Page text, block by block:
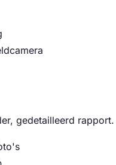
gedetailleerd rapport.